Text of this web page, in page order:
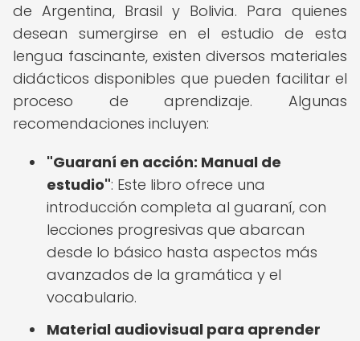
de Argentina, Brasil y Bolivia. Para quienes
desean sumergirse en el estudio de esta
lengua fascinante, existen diversos materiales
didácticos disponibles que pueden facilitar el
proceso de aprendizaje. Algunas
recomendaciones incluyen:
"Guaraní en acción: Manual de
estudio": Este libro ofrece una
introducción completa al guaraní, con
lecciones progresivas que abarcan
desde lo básico hasta aspectos más
avanzados de la gramática y el
vocabulario.
Material audiovisual para aprender